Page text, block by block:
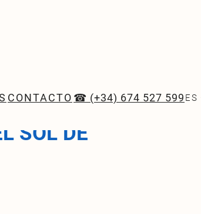
CONTACTO ☎ (+34) 674 527 599 ES
ES EL PRIMER
SOL DE